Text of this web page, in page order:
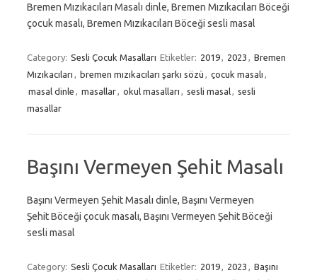
Bremen Mızıkacıları Masalı dinle, Bremen Mızıkacıları Böceği
çocuk masalı, Bremen Mızıkacıları Böceği sesli masal
Category: Sesli Çocuk Masalları Etiketler: 2019 2023
Bremen
Mızıkacıları
bremen mızıkacıları şarkı sözü çocuk masalı
masal dinle
masallar okul masalları sesli masal
sesli
masallar
Başını Vermeyen Şehit Masalı
Başını Vermeyen Şehit Masalı dinle, Başını Vermeyen
Şehit Böceği çocuk masalı, Başını Vermeyen Şehit Böceği
sesli masal
Category: Sesli Çocuk Masalları Etiketler: 2019 2023
Başını